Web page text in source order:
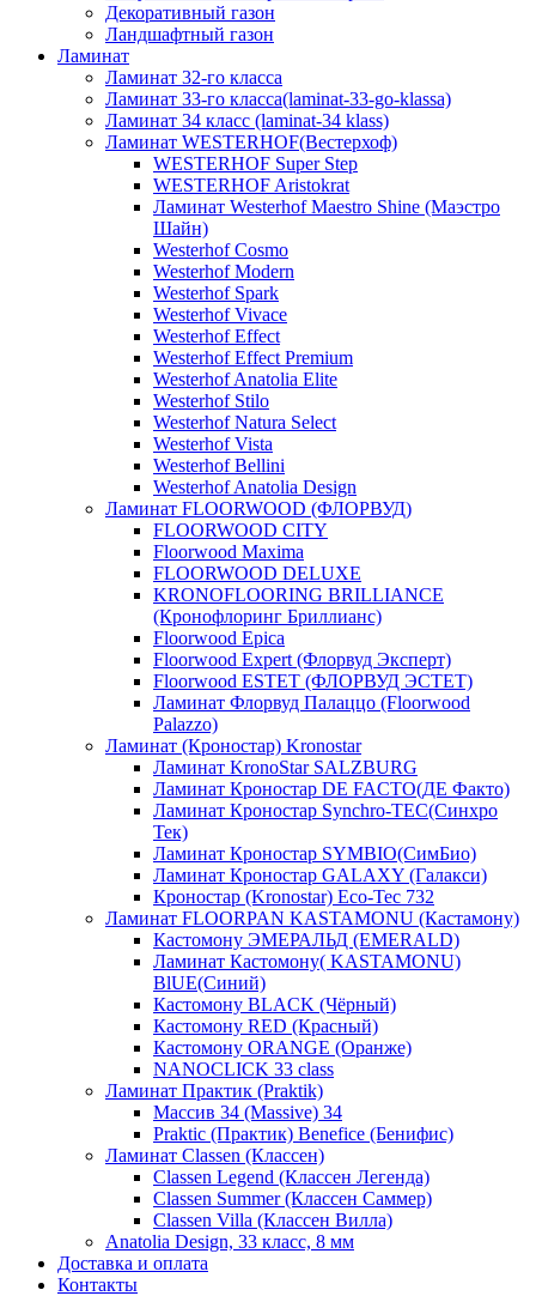
Декоративный газон
Ландшафтный газон
Ламинат
Ламинат 32-го класса
Ламинат 33-го класса(laminat-33-go-klassa)
Ламинат 34 класс (laminat-34 klass)
Ламинат WESTERHOF(Вестерхоф)
WESTERHOF Super Step
WESTERHOF Aristokrat
Ламинат Westerhof Maestro Shine (Маэстро
Шайн)
Westerhof Cosmo
Westerhof Modern
Westerhof Spark
Westerhof Vivace
Westerhof Effect
Westerhof Effect Premium
Westerhof Anatolia Elite
Westerhof Stilo
Westerhof Natura Select
Westerhof Vista
Westerhof Bellini
Westerhof Anatolia Design
Ламинат FLOORWOOD (ФЛОРВУД)
FLOORWOOD CITY
Floorwood Maxima
FLOORWOOD DELUXE
KRONOFLOORING BRILLIANCE
(Кронофлоринг Бриллианс)
Floorwood Epica
Floorwood Expert (Флорвуд Эксперт)
Floorwood ESTET (ФЛОРВУД ЭСТЕТ)
Ламинат Флорвуд Палаццо (Floorwood
Palazzo)
Ламинат (Кроностар) Kronostar
Ламинат KronoStar SALZBURG
Ламинат Кроностар DE FACTO(ДЕ Факто)
Ламинат Кроностар Synchro-TEC(Синхро
Тек)
Ламинат Кроностар SYMBIO(СимБио)
Ламинат Кроностар GALAXY (Галакси)
Кроностар (Kronostar) Eco-Tec 732
Ламинат FLOORPAN KASTAMONU (Кастамону)
Кастомону ЭМЕРАЛЬД (EMERALD)
Ламинат Кастомону( KASTAMONU)
BlUE(Синий)
Кастомону BLACK (Чёрный)
Кастомону RED (Красный)
Кастомону ORANGE (Оранже)
NANOCLICK 33 class
Ламинат Практик (Praktik)
Массив 34 (Massive) 34
Praktic (Практик) Benefice (Бенифис)
Ламинат Classen (Классен)
Classen Legend (Классен Легенда)
Classen Summer (Классен Саммер)
Classen Villa (Классен Вилла)
Anatolia Design, 33 класс, 8 мм
Доставка и оплата
Контакты